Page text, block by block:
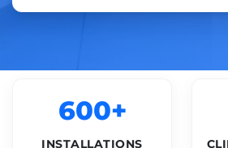
600+
INSTALLATIONS